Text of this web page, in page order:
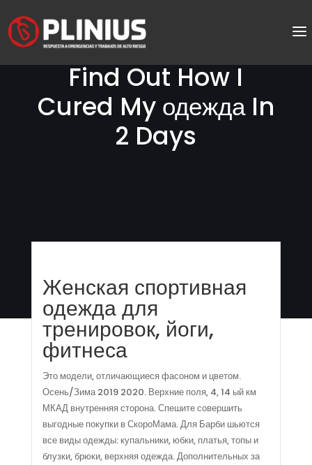
Find Out How I
Cured My одежда In
2 Days
Женская спортивная
одежда для
тренировок, йоги,
фитнеса
Это модели, отличающиеся фасоном и цветом.
Осень/Зима 2019 2020. Верхние поля, 4, 14 ый км
МКАД внутренняя сторона. Спешите совершить
выгодные покупки в СкороМама. Для Барби шьются
все виды одежды: купальники, юбки, платья, топы и
блузки, брюки, верхняя одежда. Дополнительных за